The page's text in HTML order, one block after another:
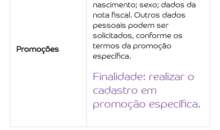
Promoções
nascimento; sexo; dados da
nota fiscal. Outros dados
pessoais podem ser
solicitados, conforme os
termos da promoção
específica.
Finalidade: realizar o
cadastro em
promoção específica.